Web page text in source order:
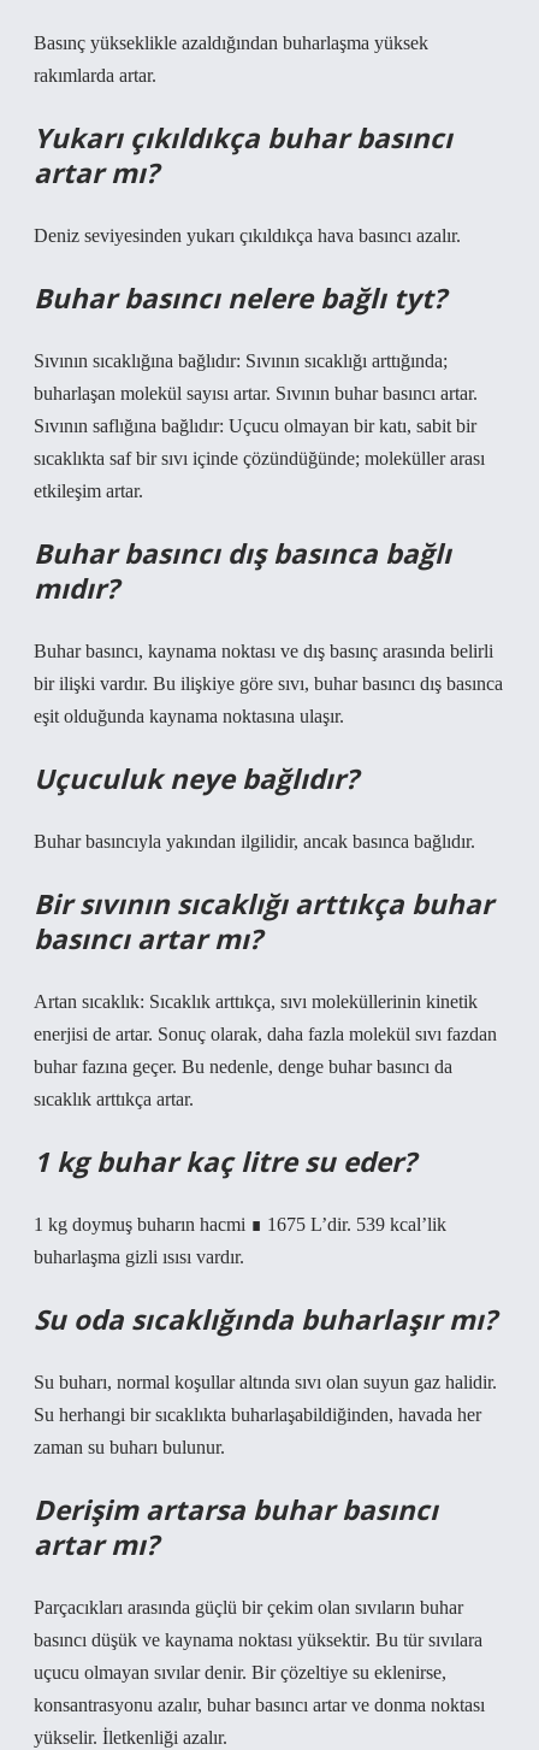
Basınç yükseklikle azaldığından buharlaşma yüksek
rakımlarda artar.
Yukarı çıkıldıkça buhar basıncı
artar mı?
Deniz seviyesinden yukarı çıkıldıkça hava basıncı azalır.
Buhar basıncı nelere bağlı tyt?
Sıvının sıcaklığına bağlıdır: Sıvının sıcaklığı arttığında;
buharlaşan molekül sayısı artar. Sıvının buhar basıncı artar.
Sıvının saflığına bağlıdır: Uçucu olmayan bir katı, sabit bir
sıcaklıkta saf bir sıvı içinde çözündüğünde; moleküller arası
etkileşim artar.
Buhar basıncı dış basınca bağlı
mıdır?
Buhar basıncı, kaynama noktası ve dış basınç arasında belirli
bir ilişki vardır. Bu ilişkiye göre sıvı, buhar basıncı dış basınca
eşit olduğunda kaynama noktasına ulaşır.
Uçuculuk neye bağlıdır?
Buhar basıncıyla yakından ilgilidir, ancak basınca bağlıdır.
Bir sıvının sıcaklığı arttıkça buhar
basıncı artar mı?
Artan sıcaklık: Sıcaklık arttıkça, sıvı moleküllerinin kinetik
enerjisi de artar. Sonuç olarak, daha fazla molekül sıvı fazdan
buhar fazına geçer. Bu nedenle, denge buhar basıncı da
sıcaklık arttıkça artar.
1 kg buhar kaç litre su eder?
1 kg doymuş buharın hacmi ∎ 1675 L’dir. 539 kcal’lik
buharlaşma gizli ısısı vardır.
Su oda sıcaklığında buharlaşır mı?
Su buharı, normal koşullar altında sıvı olan suyun gaz halidir.
Su herhangi bir sıcaklıkta buharlaşabildiğinden, havada her
zaman su buharı bulunur.
Derişim artarsa buhar basıncı
artar mı?
Parçacıkları arasında güçlü bir çekim olan sıvıların buhar
basıncı düşük ve kaynama noktası yüksektir. Bu tür sıvılara
uçucu olmayan sıvılar denir. Bir çözeltiye su eklenirse,
konsantrasyonu azalır, buhar basıncı artar ve donma noktası
yükselir. İletkenliği azalır.